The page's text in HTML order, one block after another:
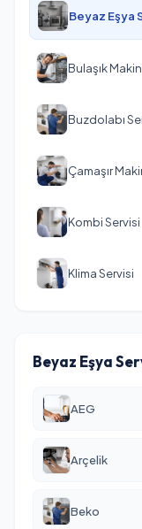
Beyaz Eşya
Bulaşık
Buzdolabı
Çamaşır
Kombi Servisi
Klima Servisi
Beyaz Eşya
AEG
Arçelik
Beko